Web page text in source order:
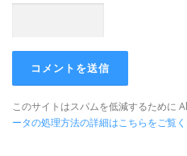
このサイトはスパムを低減するために
ータの処理方法の詳細はこちらをご覧